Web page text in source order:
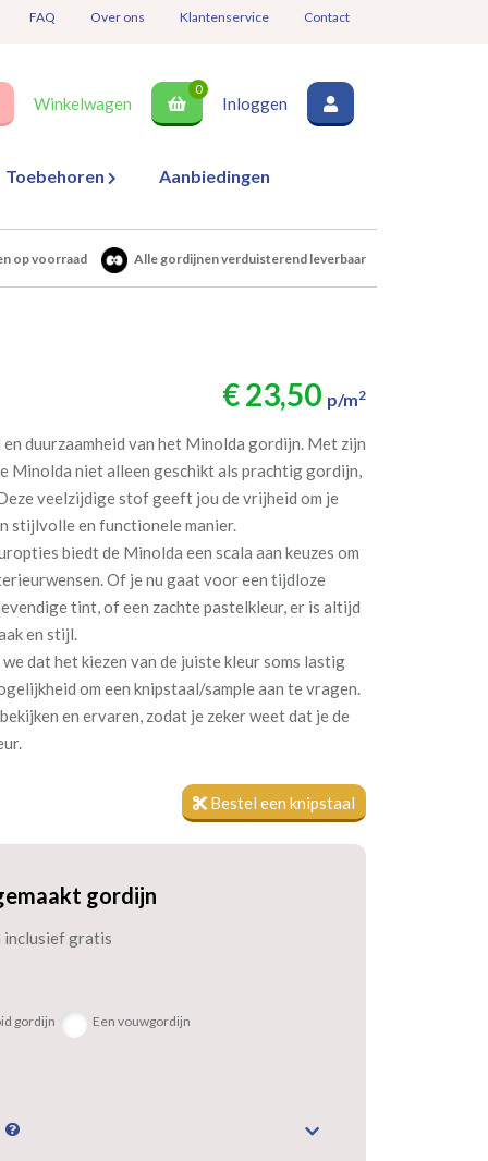
FAQ Over ons Klantenservice Contact
Winkelwagen
0
Inloggen
Toebehoren Aanbiedingen
op voorraad Alle gordijnen verduisterend leverbaar
€ 23,50 p/m2
duurzaamheid van het Minolda gordijn. Met zijn
Minolda niet alleen geschikt als prachtig gordijn,
veelzijdige stof geeft jou de vrijheid om je
stijlvolle en functionele manier.
biedt de Minolda een scala aan keuzes om
Of je nu gaat voor een tijdloze
tint, of een zachte pastelkleur, er is altijd
en stijl.
dat het kiezen van de juiste kleur soms lastig
om een knipstaal/sample aan te vragen.
en ervaren, zodat je zeker weet dat je de
Bestel een knipstaal
gordijn
inclusief gratis
gordijn Een vouwgordijn